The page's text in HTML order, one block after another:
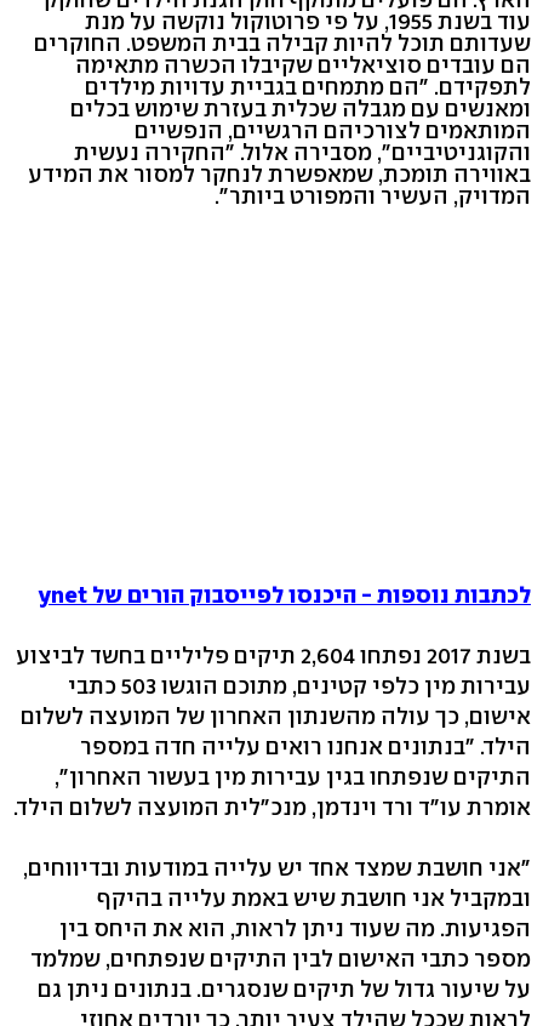
עוד בשנת 1955, על פי פרוטוקול נוקשה על מנת
שעדותם תוכל להיות קבילה בבית המשפט. החוקרים
הם עובדים סוציאליים שקיבלו הכשרה מתאימה
לתפקידם. "הם מתמחים בגביית עדויות מילדים
ומאנשים עם מגבלה שכלית בעזרת שימוש בכלים
המותאמים לצורכיהם הרגשיים, הנפשיים
והקוגניטיביים", מסבירה אלול. "החקירה נעשית
באווירה תומכת, שמאפשרת לנחקר למסור את המידע
המדויק, העשיר והמפורט ביותר".
לכתבות נוספות - היכנסו לפייסבוק הורים של ynet
בשנת 2017 נפתחו 2,604 תיקים פליליים בחשד לביצוע
עבירות מין כלפי קטינים, מתוכם הוגשו 503 כתבי
אישום, כך עולה מהשנתון האחרון של המועצה לשלום
הילד. "בנתונים אנחנו רואים עלייה חדה במספר
התיקים שנפתחו בגין עבירות מין בעשור האחרון",
אומרת עו"ד ורד וינדמן, מנכ"לית המועצה לשלום הילד.
"אני חושבת שמצד אחד יש עלייה במודעות ובדיווחים,
ובמקביל אני חושבת שיש באמת עלייה בהיקף
הפגיעות. מה שעוד ניתן לראות, הוא את היחס בין
מספר כתבי האישום לבין התיקים שנפתחים, שמלמד
על שיעור גדול של תיקים שנסגרים. בנתונים ניתן גם
לראות שככל שהילד צעיר יותר, כך יורדים אחוזי